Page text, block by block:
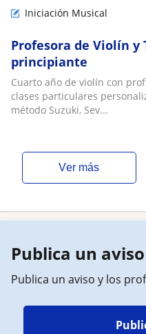
Iniciación Musical
Profesora de Violín
principiante
Cuarto año de violín con
clases particulares
método Suzuki, Sev...
ver más
Publica un aviso
Publica un aviso y los